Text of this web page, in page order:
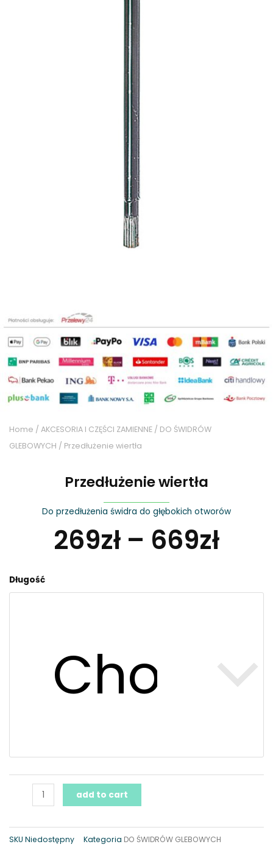
Home / AKCESORIA I CZĘŚCI ZAMIENNE / DO ŚWIDRÓW
GLEBOWYCH / Przedłużenie wiertła
Przedłużenie wiertła
Do przedłużenia świdra do głębokich otworów
269zł – 669zł
Długość
wiertła
add to cart
SKU Niedostępny Kategoria DO ŚWIDRÓW GLEBOWYCH